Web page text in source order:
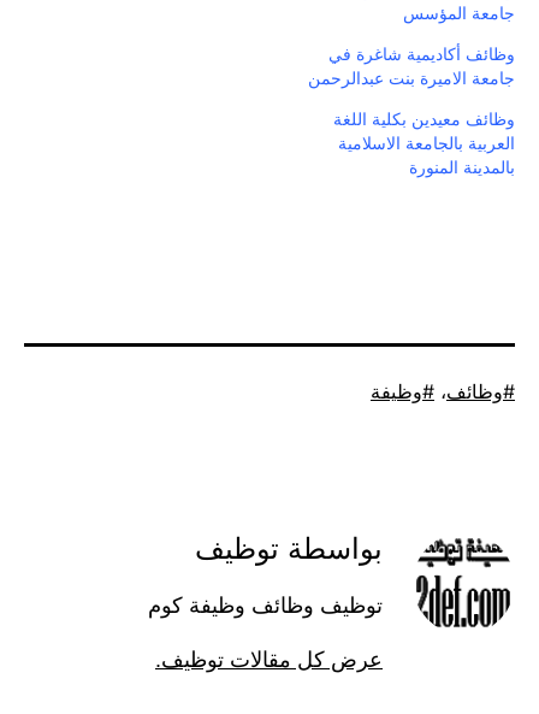
جامعة المؤسس
وظائف أكاديمية شاغرة في
جامعة الاميرة بنت عبدالرحمن
وظائف معيدين بكلية اللغة
العربية بالجامعة الاسلامية
بالمدينة المنورة
موسوم
وظائف، وظيفة
بواسطة توظيف
توظيف وظائف وظيفة كوم
عرض كل مقالات توظيف.